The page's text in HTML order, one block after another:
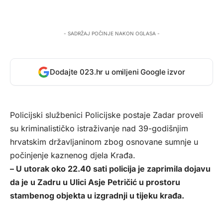
- SADRŽAJ POČINJE NAKON OGLASA -
Dodajte 023.hr u omiljeni Google izvor
Policijski službenici Policijske postaje Zadar proveli
su kriminalističko istraživanje nad 39-godišnjim
hrvatskim državljaninom zbog osnovane sumnje u
počinjenje kaznenog djela Krađa.
– U utorak oko 22.40 sati policija je zaprimila dojavu
da je u Zadru u Ulici Asje Petričić u prostoru
stambenog objekta u izgradnji u tijeku krađa.